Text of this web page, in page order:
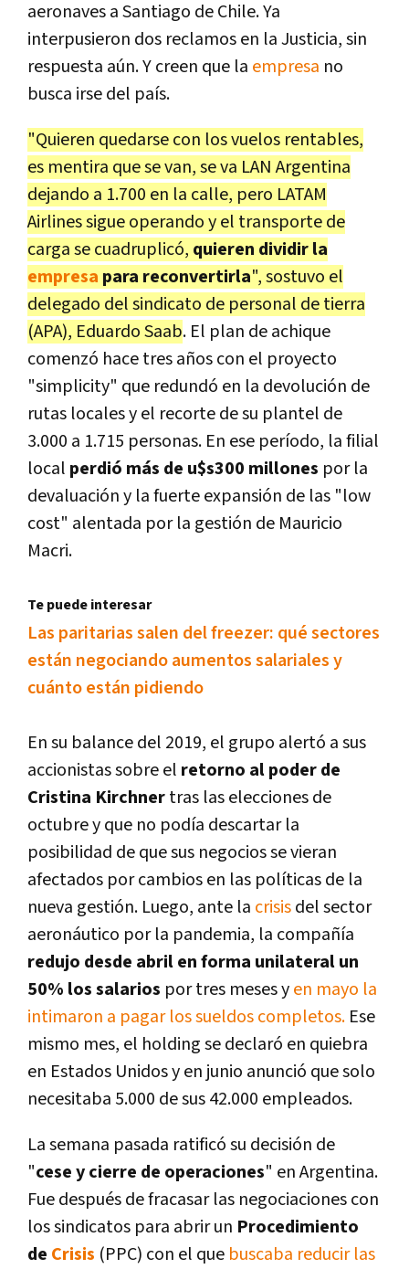
aeronaves a Santiago de Chile. Ya
interpusieron dos reclamos en la Justicia, sin
respuesta aún. Y creen que la empresa no
busca irse del país.
"Quieren quedarse con los vuelos rentables,
es mentira que se van, se va LAN Argentina
dejando a 1.700 en la calle, pero LATAM
Airlines sigue operando y el transporte de
carga se cuadruplicó, quieren dividir la
empresa para reconvertirla", sostuvo el
delegado del sindicato de personal de tierra
(APA), Eduardo Saab. El plan de achique
comenzó hace tres años con el proyecto
"simplicity" que redundó en la devolución de
rutas locales y el recorte de su plantel de
3.000 a 1.715 personas. En ese período, la filial
local perdió más de u$s300 millones por la
devaluación y la fuerte expansión de las "low
cost" alentada por la gestión de Mauricio
Macri.
Te puede interesar
Las paritarias salen del freezer: qué sectores
están negociando aumentos salariales y
cuánto están pidiendo
En su balance del 2019, el grupo alertó a sus
accionistas sobre el retorno al poder de
Cristina Kirchnertras las elecciones de
octubre y que no podía descartar la
posibilidad de que sus negocios se vieran
afectados por cambios en las políticas de la
nueva gestión. Luego, ante la crisisdel sector
aeronáutico por la pandemia, la compañía
redujo desde abril en forma unilateral un
50% los salarios por tres meses yen mayo la
intimaron a pagar los sueldos completos. Ese
mismo mes, el holding se declaró en quiebra
en Estados Unidos y en junio anunció que solo
necesitaba 5.000 de sus 42.000 empleados.
La semana pasada ratificó su decisión de
"cese y cierre de operaciones" en Argentina.
Fue después de fracasar las negociaciones con
los sindicatos para abrir un Procedimiento
de Crisis (PPC) con el que buscaba reducir las